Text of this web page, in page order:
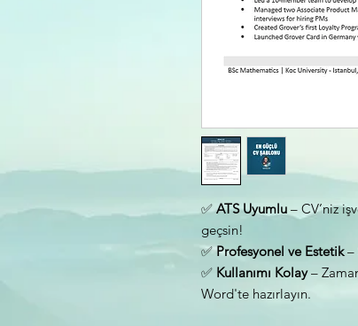
✅ATS Uyumlu – CV’niz
geçsin!
✅Profesyonel ve Estetik–
✅ Kullanımı Kolay–
Word'te hazırlayın.